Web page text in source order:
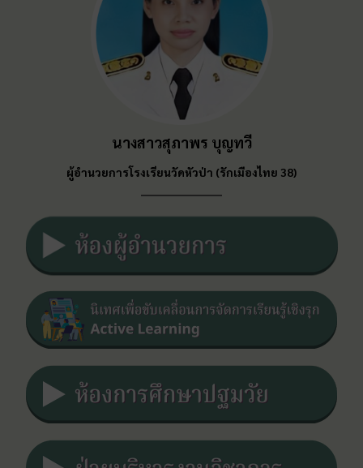
นางสาวสุภาพร บุญทวี
ผู้อำนวยการโรงเรียนวัดหัวป่า (รักเมืองไทย 38)